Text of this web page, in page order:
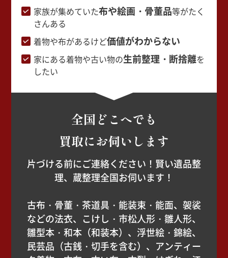
家族が集めていた布や絵画・骨董品等がたく
さんある
着物や布があるけど価値がわからない
家にある着物や古い物の生前整理・断捨離を
したい
全国どこへでも
買取にお伺いします
片づける前にご連絡ください！賢い遺品整
理、蔵整理全国お伺います！
古布・骨董・茶道具・能装束・能面、袈裟
などの法衣、こけし・市松人形・雛人形、
雛型本・和本（和装本）、浮世絵・錦絵、
民芸品（古銭・切手を含む）、アンティー